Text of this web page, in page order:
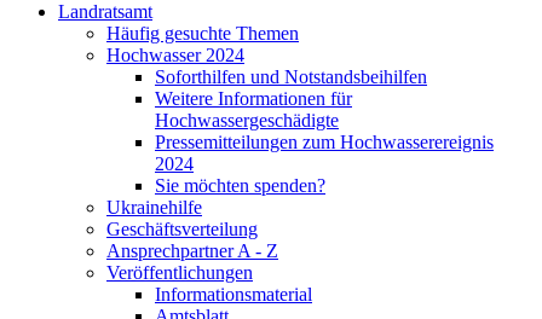
Landratsamt
Häufig gesuchte Themen
Hochwasser 2024
Soforthilfen und Notstandsbeihilfen
Weitere Informationen für
Hochwassergeschädigte
Pressemitteilungen zum Hochwasserereignis
2024
Sie möchten spenden?
Ukrainehilfe
Geschäftsverteilung
Ansprechpartner A - Z
Veröffentlichungen
Informationsmaterial